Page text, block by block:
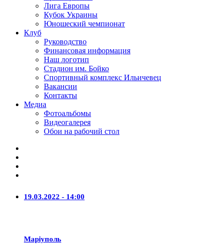
Лига Европы
Кубок Украины
Юношеский чемпионат
Клуб
Руководство
Финансовая информация
Наш логотип
Стадион им. Бойко
Спортивный комплекс Ильичевец
Вакансии
Контакты
Медиа
Фотоальбомы
Видеогалерея
Обои на рабочий стол
19.03.2022 - 14:00
Маріуполь